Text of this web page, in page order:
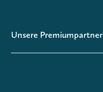
Unsere Premiumpartner